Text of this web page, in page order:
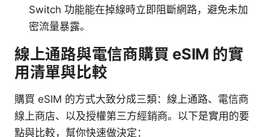
Switch 功能能在掉線時立即阻斷網路，避免未加
密流量暴露。
線上通路與電信商購買 eSIM 的實
用清單與比較
購買 eSIM 的方式大致分成三類：線上通路、電信商
線上商店、以及授權第三方經銷商。以下是實用的要
點與比較，幫你快速做決定：